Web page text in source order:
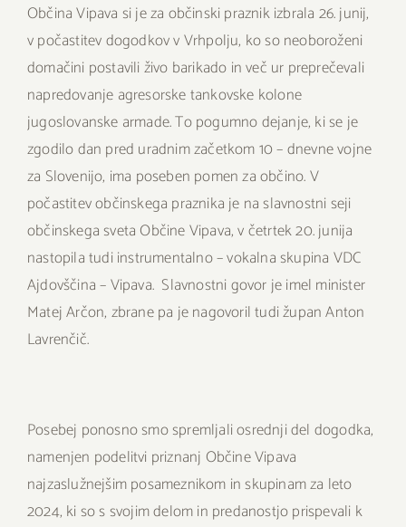
Občina Vipava si je za občinski praznik izbrala 26. junij,
v počastitev dogodkov v Vrhpolju, ko so neoboroženi
domačini postavili živo barikado in več ur preprečevali
napredovanje agresorske tankovske kolone
jugoslovanske armade. To pogumno dejanje, ki se je
zgodilo dan pred uradnim začetkom 10 – dnevne vojne
za Slovenijo, ima poseben pomen za občino. V
počastitev občinskega praznika je na slavnostni seji
občinskega sveta Občine Vipava, v četrtek 20. junija
nastopila tudi instrumentalno – vokalna skupina VDC
Ajdovščina – Vipava. Slavnostni govor je imel minister
Matej Arčon, zbrane pa je nagovoril tudi župan Anton
Lavrenčič.
Posebej ponosno smo spremljali osrednji del dogodka,
namenjen podelitvi priznanj Občine Vipava
najzaslužnejšim posameznikom in skupinam za leto
2024, ki so s svojim delom in predanostjo prispevali k